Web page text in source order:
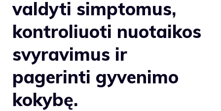
valdyti simptomus,
kontroliuoti nuotaikos
svyravimus ir
pagerinti gyvenimo
kokybę.